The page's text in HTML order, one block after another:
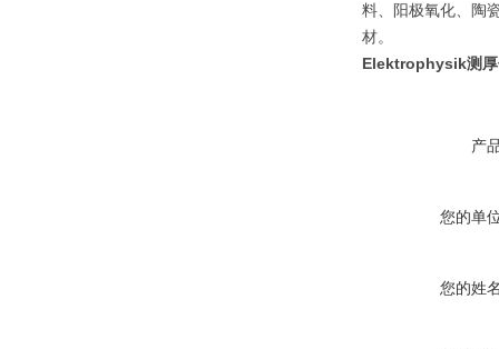
料、阳极氧化、陶
材。
Elektrophysik测
产
您的单
您的姓